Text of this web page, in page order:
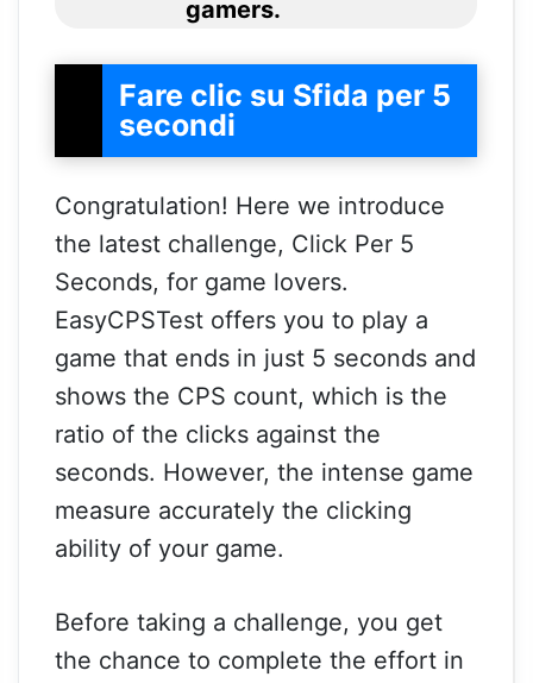
gamers.
Fare clic su Sfida per 5
secondi
Congratulation! Here we introduce
the latest challenge, Click Per 5
Seconds, for game lovers.
EasyCPSTest offers you to play a
game that ends in just 5 seconds and
shows the CPS count, which is the
ratio of the clicks against the
seconds. However, the intense game
measure accurately the clicking
ability of your game.
Before taking a challenge, you get
the chance to complete the effort in